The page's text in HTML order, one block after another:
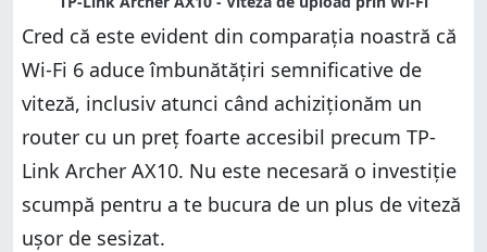
Cred că este evident din comparația noastră că
Wi-Fi 6 aduce îmbunătățiri semnificative de
viteză, inclusiv atunci când achiziționăm un
router cu un preț foarte accesibil precum TP-
Link Archer AX10. Nu este necesară o investiție
scumpă pentru a te bucura de un plus de viteză
ușor de sesizat.